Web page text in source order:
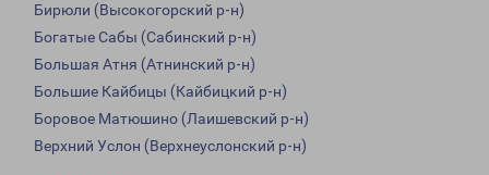
Бирюли (Высокогорский р-н)
Богатые Сабы (Сабинский р-н)
Большая Атня (Атнинский р-н)
Большие Кайбицы (Кайбицкий р-н)
Боровое Матюшино (Лаишевский р-н)
Верхний Услон (Верхнеуслонский р-н)